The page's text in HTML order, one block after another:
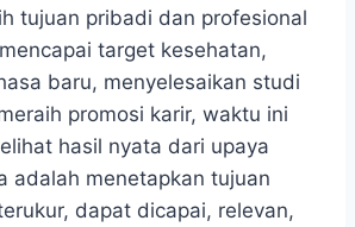
tujuan pribadi dan profesional
target kesehatan,
baru, menyelesaikan studi
promosi karir, waktu ini
hasil nyata dari upaya
adalah menetapkan tujuan
dapat dicapai, relevan,